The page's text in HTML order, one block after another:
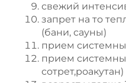
свежий
запрет на то
(бани, сауны)
прием
прием
сотрет,роакутан)